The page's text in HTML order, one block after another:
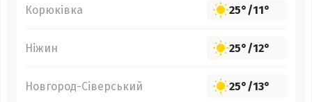
Корюківка 25°/11°
Ніжин 25°/12°
Новгород-Сіверський 25°/13°